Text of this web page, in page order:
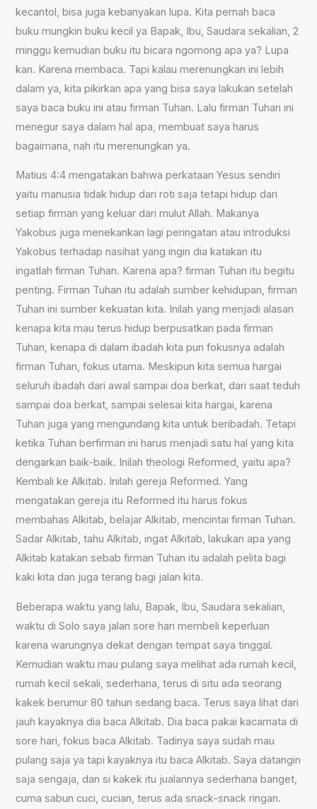
kecantol, bisa juga kebanyakan lupa. Kita pernah baca
buku mungkin buku kecil ya Bapak, Ibu, Saudara sekalian, 2
minggu kemudian buku itu bicara ngomong apa ya? Lupa
kan. Karena membaca. Tapi kalau merenungkan ini lebih
dalam ya, kita pikirkan apa yang bisa saya lakukan setelah
saya baca buku ini atau firman Tuhan. Lalu firman Tuhan ini
menegur saya dalam hal apa, membuat saya harus
bagaimana, nah itu merenungkan ya.
Matius 4:4 mengatakan bahwa perkataan Yesus sendiri
yaitu manusia tidak hidup dari roti saja tetapi hidup dari
setiap firman yang keluar dari mulut Allah. Makanya
Yakobus juga menekankan lagi peringatan atau introduksi
Yakobus terhadap nasihat yang ingin dia katakan itu
ingatlah firman Tuhan. Karena apa? firman Tuhan itu begitu
penting. Firman Tuhan itu adalah sumber kehidupan, firman
Tuhan ini sumber kekuatan kita. Inilah yang menjadi alasan
kenapa kita mau terus hidup berpusatkan pada firman
Tuhan, kenapa di dalam ibadah kita pun fokusnya adalah
firman Tuhan, fokus utama. Meskipun kita semua hargai
seluruh ibadah dari awal sampai doa berkat, dari saat teduh
sampai doa berkat, sampai selesai kita hargai, karena
Tuhan juga yang mengundang kita untuk beribadah. Tetapi
ketika Tuhan berfirman ini harus menjadi satu hal yang kita
dengarkan baik-baik. Inilah theologi Reformed, yaitu apa?
Kembali ke Alkitab. Inilah gereja Reformed. Yang
mengatakan gereja itu Reformed itu harus fokus
membahas Alkitab, belajar Alkitab, mencintai firman Tuhan.
Sadar Alkitab, tahu Alkitab, ingat Alkitab, lakukan apa yang
Alkitab katakan sebab firman Tuhan itu adalah pelita bagi
kaki kita dan juga terang bagi jalan kita.
Beberapa waktu yang lalu, Bapak, Ibu, Saudara sekalian,
waktu di Solo saya jalan sore hari membeli keperluan
karena warungnya dekat dengan tempat saya tinggal.
Kemudian waktu mau pulang saya melihat ada rumah kecil,
rumah kecil sekali, sederhana, terus di situ ada seorang
kakek berumur 80 tahun sedang baca. Terus saya lihat dari
jauh kayaknya dia baca Alkitab. Dia baca pakai kacamata di
sore hari, fokus baca Alkitab. Tadinya saya sudah mau
pulang saja ya tapi kayaknya itu baca Alkitab. Saya datangin
saja sengaja, dan si kakek itu jualannya sederhana banget,
cuma sabun cuci, cucian, terus ada snack-snack ringan.